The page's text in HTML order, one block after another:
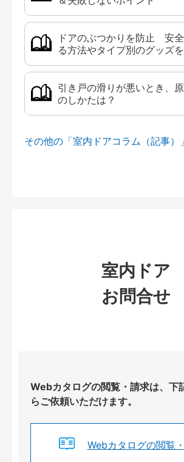
ドアのぶつかりを防止 安
る方法やタイプ別のグッズ
引き戸の滑りが悪いとき、
のしかたは？
その他の「室内ドアコラム（記事）
室内ドア
お問合せ
Webカタログの閲覧・請求は、下
らご依頼いただけます。
Webカタログの閲覧